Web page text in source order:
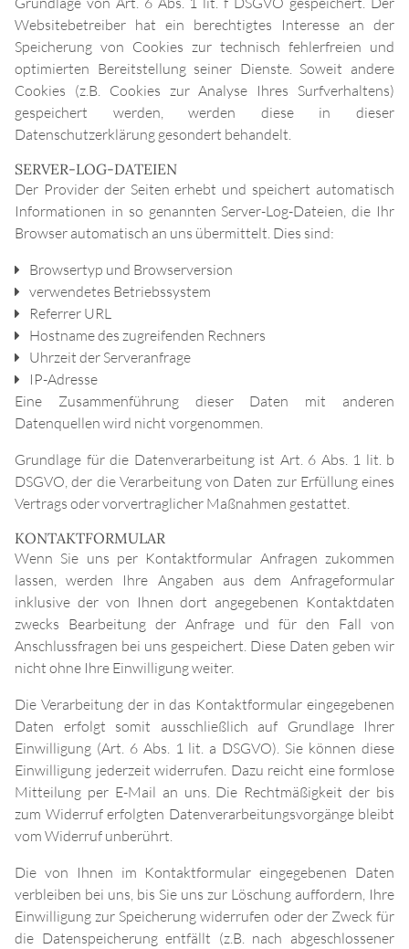
HOME
TEAM
STORE
KONTAKT
Websitebetreiber hat ein berechtigtes Interesse an der
Speicherung von Cookies zur technisch fehlerfreien und
optimierten Bereitstellung seiner Dienste. Soweit andere
Cookies (z.B. Cookies zur Analyse Ihres Surfverhaltens)
gespeichert werden, werden diese in dieser
Datenschutzerklärung gesondert behandelt.
SERVER-LOG-DATEIEN
Der Provider der Seiten erhebt und speichert automatisch
Informationen in so genannten Server-Log-Dateien, die Ihr
Browser automatisch an uns übermittelt. Dies sind:
Browsertyp und Browserversion
verwendetes Betriebssystem
Referrer URL
Hostname des zugreifenden Rechners
Uhrzeit der Serveranfrage
IP-Adresse
Eine Zusammenführung dieser Daten mit anderen
Datenquellen wird nicht vorgenommen.
Grundlage für die Datenverarbeitung ist Art. 6 Abs. 1 lit. b
DSGVO, der die Verarbeitung von Daten zur Erfüllung eines
Vertrags oder vorvertraglicher Maßnahmen gestattet.
KONTAKTFORMULAR
Wenn Sie uns per Kontaktformular Anfragen zukommen
lassen, werden Ihre Angaben aus dem Anfrageformular
inklusive der von Ihnen dort angegebenen Kontaktdaten
zwecks Bearbeitung der Anfrage und für den Fall von
Anschlussfragen bei uns gespeichert. Diese Daten geben wir
nicht ohne Ihre Einwilligung weiter.
Die Verarbeitung der in das Kontaktformular eingegebenen
Daten erfolgt somit ausschließlich auf Grundlage Ihrer
Einwilligung (Art. 6 Abs. 1 lit. a DSGVO). Sie können diese
Einwilligung jederzeit widerrufen. Dazu reicht eine formlose
Mitteilung per E-Mail an uns. Die Rechtmäßigkeit der bis
zum Widerruf erfolgten Datenverarbeitungsvorgänge bleibt
vom Widerruf unberührt.
Die von Ihnen im Kontaktformular eingegebenen Daten
verbleiben bei uns, bis Sie uns zur Löschung auffordern, Ihre
Einwilligung zur Speicherung widerrufen oder der Zweck für
die Datenspeicherung entfällt (z.B. nach abgeschlossener